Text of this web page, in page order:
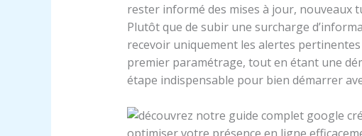
rester informé des mises à jour, nouveaux
Plutôt que de subir une surcharge
recevoir uniquement les alertes
premier paramétrage, tout en étant une
étape indispensable pour bien démarrer